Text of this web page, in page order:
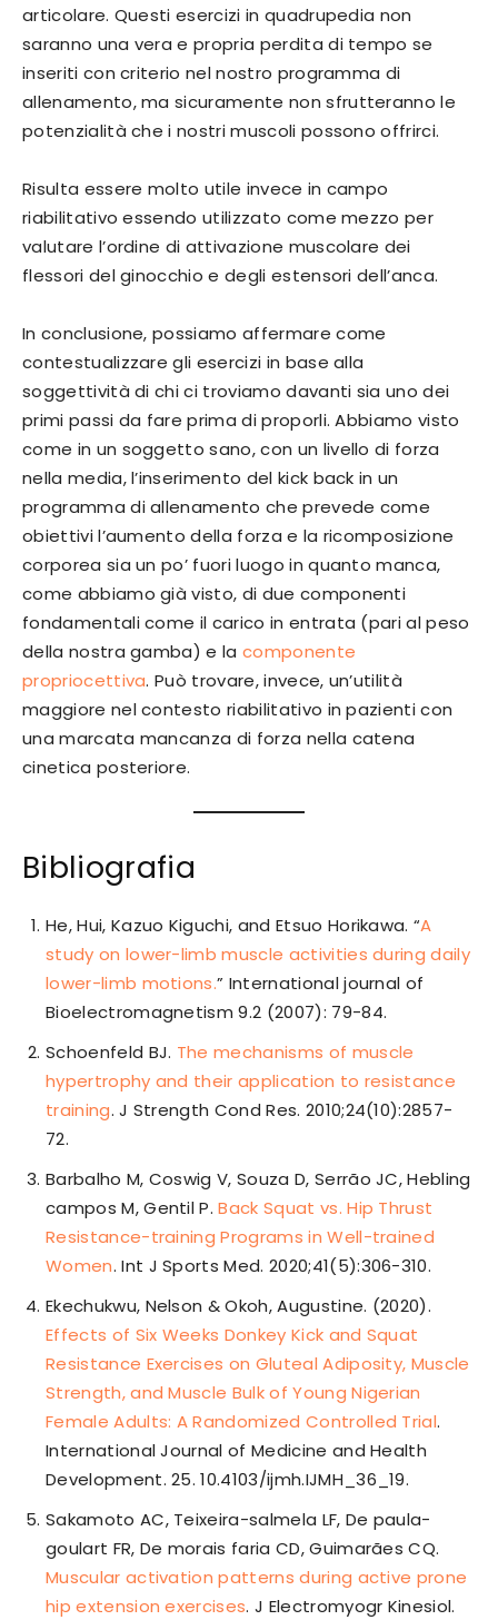
articolare. Questi esercizi in quadrupedia non
saranno una vera e propria perdita di tempo se
inseriti con criterio nel nostro programma di
allenamento, ma sicuramente non sfrutteranno le
potenzialità che i nostri muscoli possono offrirci.
Risulta essere molto utile invece in campo
riabilitativo essendo utilizzato come mezzo per
valutare l’ordine di attivazione muscolare dei
flessori del ginocchio e degli estensori dell’anca.
In conclusione, possiamo affermare come
contestualizzare gli esercizi in base alla
soggettività di chi ci troviamo davanti sia uno dei
primi passi da fare prima di proporli. Abbiamo visto
come in un soggetto sano, con un livello di forza
nella media, l’inserimento del kick back in un
programma di allenamento che prevede come
obiettivi l’aumento della forza e la ricomposizione
corporea sia un po’ fuori luogo in quanto manca,
come abbiamo già visto, di due componenti
fondamentali come il carico in entrata (pari al peso
della nostra gamba) e lacomponente
propriocettiva. Può trovare, invece, un’utilità
maggiore nel contesto riabilitativo in pazienti con
una marcata mancanza di forza nella catena
cinetica posteriore.
Bibliografia
He, Hui, Kazuo Kiguchi, and Etsuo Horikawa. “A
study on lower-limb muscle activities during daily
lower-limb motions.” International journal of
Bioelectromagnetism 9.2 (2007): 79-84.
Schoenfeld BJ. The mechanisms of muscle
hypertrophy and their application to resistance
training. J Strength Cond Res. 2010;24(10):2857-
72.
Barbalho M, Coswig V, Souza D, Serrão JC, Hebling
campos M, Gentil P.Back Squat vs. Hip Thrust
Resistance-training Programs in Well-trained
Women. Int J Sports Med. 2020;41(5):306-310.
Ekechukwu, Nelson & Okoh, Augustine. (2020).
Effects of Six Weeks Donkey Kick and Squat
Resistance Exercises on Gluteal Adiposity, Muscle
Strength, and Muscle Bulk of Young Nigerian
Female Adults: A Randomized Controlled Trial.
International Journal of Medicine and Health
Development. 25. 10.4103/ijmh.IJMH_36_19.
Sakamoto AC, Teixeira-salmela LF, De paula-
goulart FR, De morais faria CD, Guimarães CQ.
Muscular activation patterns during active prone
hip extension exercises. J Electromyogr Kinesiol.